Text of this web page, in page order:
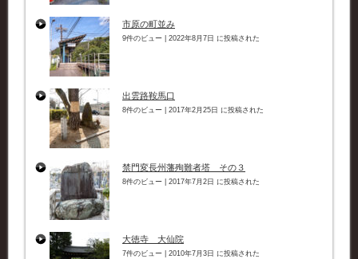
市原の町並み
9件のビュー 2022年8月7日 に投稿された
出雲路鞍馬口
8件のビュー 2017年2月25日 に投稿された
禁門変長州藩殉難者塔 その３
8件のビュー 2017年7月2日 に投稿された
大徳寺 大仙院
7件のビュー 2010年7月3日 に投稿された